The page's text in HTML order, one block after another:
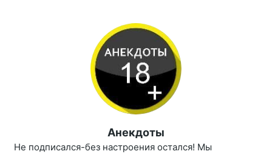
Анекдоты
Не подписался-без настроения остался! Мы